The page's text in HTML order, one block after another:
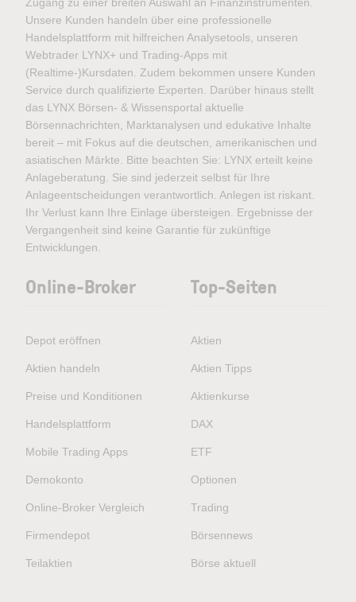
Unsere Kunden handeln über eine professionelle
Handelsplattform mit hilfreichen Analysetools, unseren
Webtrader LYNX+ und Trading-Apps mit
(Realtime-)Kursdaten. Zudem bekommen unsere Kunden
Service durch qualifizierte Experten. Darüber hinaus stellt
das LYNX Börsen- & Wissensportal aktuelle
Börsennachrichten, Marktanalysen und edukative Inhalte
bereit – mit Fokus auf die deutschen, amerikanischen und
asiatischen Märkte. Bitte beachten Sie: LYNX erteilt keine
Anlageberatung. Sie sind jederzeit selbst für Ihre
Anlageentscheidungen verantwortlich. Anlegen ist riskant.
Ihr Verlust kann Ihre Einlage übersteigen. Ergebnisse der
Vergangenheit sind keine Garantie für zukünftige
Entwicklungen.
Online-Broker
Depot eröffnen
Aktien handeln
Preise und Konditionen
Handelsplattform
Mobile Trading Apps
Demokonto
Online-Broker Vergleich
Firmendepot
Teilaktien
Top-Seiten
Aktien
Aktien Tipps
Aktienkurse
DAX
ETF
Optionen
Trading
Börsennews
Börse aktuell